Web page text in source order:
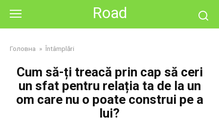
content
Road
Головна » Întâmplări
Cum să-ți treacă prin cap să ceri
un sfat pentru relația ta de la un
om care nu o poate construi pe a
lui?